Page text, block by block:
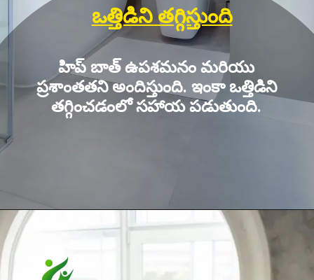
ఒత్తిడిని తగ్గిస్తుంది
హిప్ బాత్ ఉపశమనం మరియు
ప్రశాంతతని అందిస్తుంది. ఇంకా ఒత్తిడిని
తగ్గించడంలో సహాయ పడుతుంది.